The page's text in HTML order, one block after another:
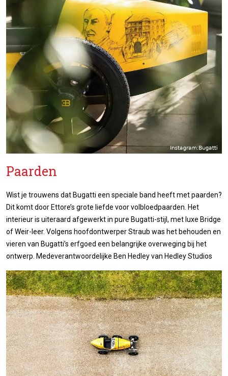
Paarden
Wist je trouwens dat Bugatti een speciale band heeft met paarden?
Dit komt door Ettore’s grote liefde voor volbloedpaarden. Het
interieur is uiteraard afgewerkt in pure Bugatti-stijl, met luxe Bridge
of Weir-leer. Volgens hoofdontwerper Straub was het behouden en
vieren van Bugatti’s erfgoed een belangrijke overweging bij het
ontwerp. Medeverantwoordelijke Ben Hedley van Hedley Studios